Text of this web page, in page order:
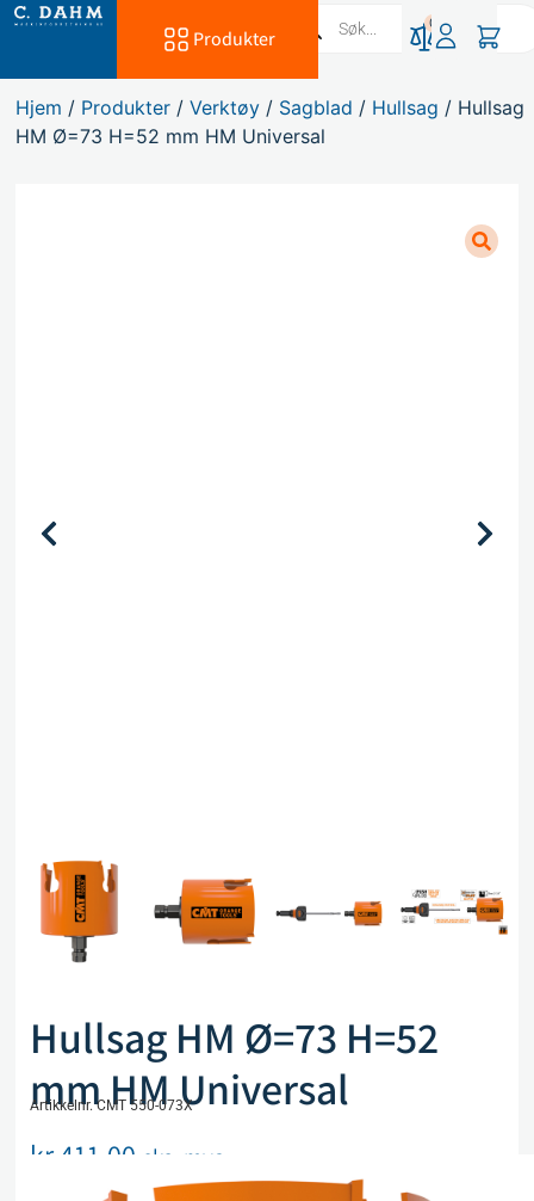
Produkter
0
Hjem / Produkter /Verktøy / Sagblad / Hullsag / Hullsag
HM Ø=73 H=52 mm HM Universal
Hullsag HM Ø=73 H=52
mm HM Universal
Artikkelnr. CMT 550-073X
kr411,00 eks. mva
Utsolgt, men kan bestilles